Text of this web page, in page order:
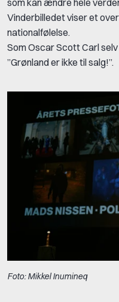
som kan ændre hele
Vinderbilledet viser et
nationalfølelse.
Som Oscar Scott Carl
”Grønland er ikke til salg!”.
Foto: Mikkel Inumineq